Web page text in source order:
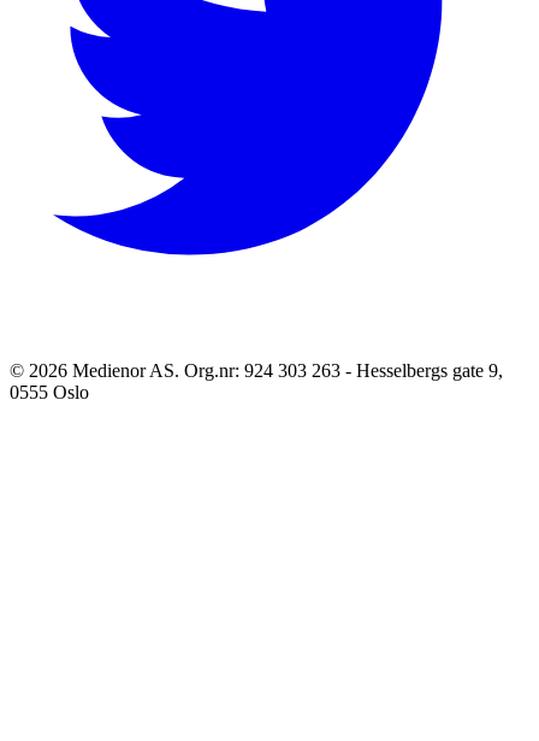
© 2026 Medienor AS. Org.nr: 924 303 263 - Hesselbergs gate 9,
0555 Oslo